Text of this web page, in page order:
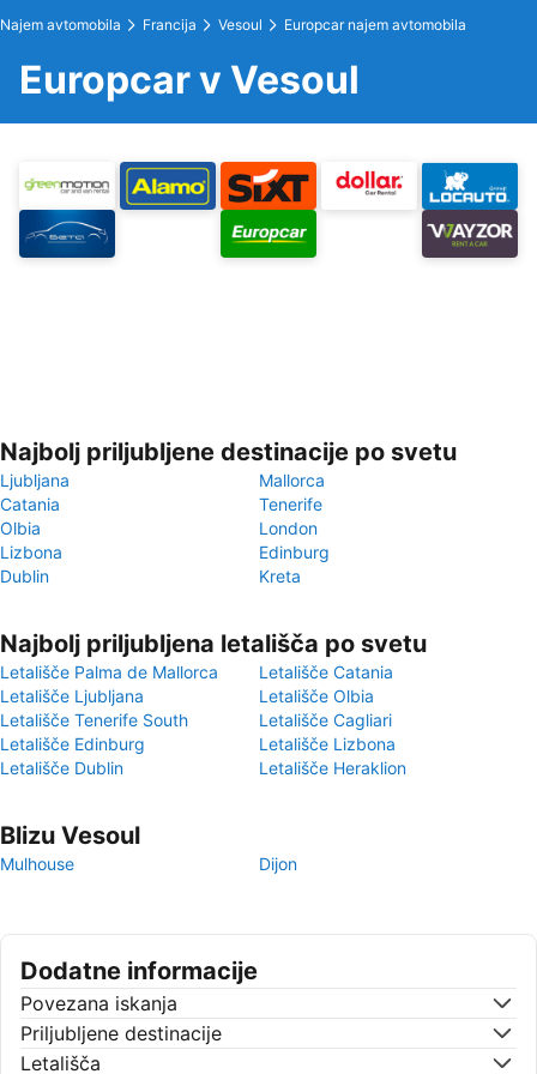
Najem avtomobila Francija Vesoul Europcar najem avtomobila
Europcar v Vesoul
Najbolj priljubljene destinacije po svetu
Ljubljana
Mallorca
Catania
Tenerife
Olbia
London
Lizbona
Edinburg
Dublin
Kreta
Najbolj priljubljena letališča po svetu
Letališče Palma de Mallorca
Letališče Catania
Letališče Ljubljana
Letališče Olbia
Letališče Tenerife South
Letališče Cagliari
Letališče Edinburg
Letališče Lizbona
Letališče Dublin
Letališče Heraklion
Blizu Vesoul
Mulhouse Dijon
Dodatne informacije
Povezana iskanja
Priljubljene destinacije
Letališča